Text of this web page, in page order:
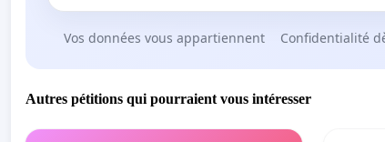
Vos données vous appartiennent Confidentialité
Autres pétitions qui pourraient vous intéresser